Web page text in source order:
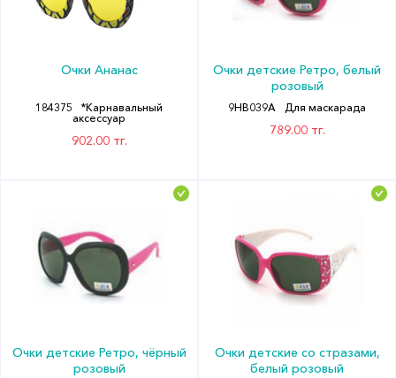
Очки Ананас
184375
*Карнавальный
аксессуар
902.00 тг.
Очки детские Ретро, белый
розовый
9HB039A Для маскарада
789.00 тг.
Очки детские Ретро, чёрный
розовый
Очки детские со стразами,
белый розовый